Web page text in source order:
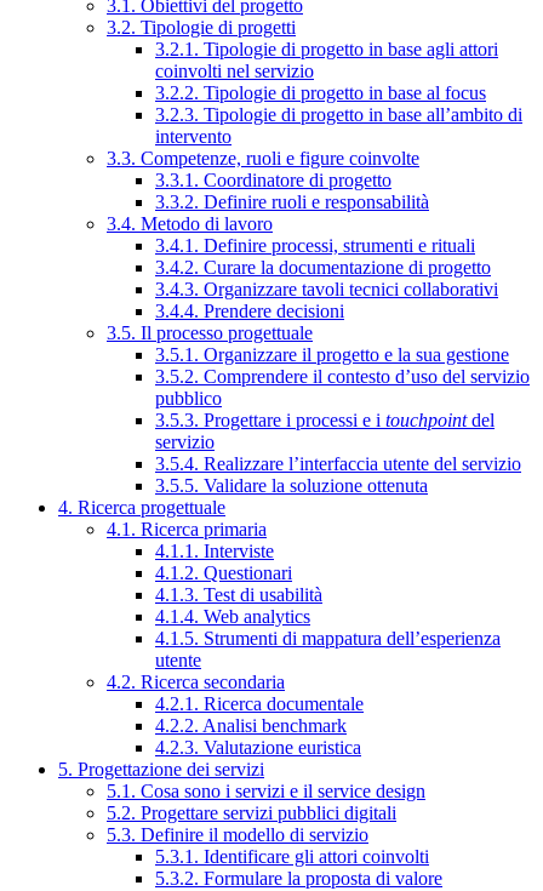
3.1. Obiettivi del progetto
3.2. Tipologie di progetti
3.2.1. Tipologie di progetto in base agli attori
coinvolti nel servizio
3.2.2. Tipologie di progetto in base al focus
3.2.3. Tipologie di progetto in base all’ambito di
intervento
3.3. Competenze, ruoli e figure coinvolte
3.3.1. Coordinatore di progetto
3.3.2. Definire ruoli e responsabilità
3.4. Metodo di lavoro
3.4.1. Definire processi, strumenti e rituali
3.4.2. Curare la documentazione di progetto
3.4.3. Organizzare tavoli tecnici collaborativi
3.4.4. Prendere decisioni
3.5. Il processo progettuale
3.5.1. Organizzare il progetto e la sua gestione
3.5.2. Comprendere il contesto d’uso del servizio
pubblico
3.5.3. Progettare i processi e i touchpointdel
servizio
3.5.4. Realizzare l’interfaccia utente del servizio
3.5.5. Validare la soluzione ottenuta
4. Ricerca progettuale
4.1. Ricerca primaria
4.1.1. Interviste
4.1.2. Questionari
4.1.3. Test di usabilità
4.1.4. Web analytics
4.1.5. Strumenti di mappatura dell’esperienza
utente
4.2. Ricerca secondaria
4.2.1. Ricerca documentale
4.2.2. Analisi benchmark
4.2.3. Valutazione euristica
5. Progettazione dei servizi
5.1. Cosa sono i servizi e il service design
5.2. Progettare servizi pubblici digitali
5.3. Definire il modello di servizio
5.3.1. Identificare gli attori coinvolti
5.3.2. Formulare la proposta di valore